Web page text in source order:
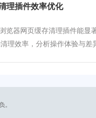
理插件效率优化
览器网页缓存清理插件能显
理效率，分析操作体验与差